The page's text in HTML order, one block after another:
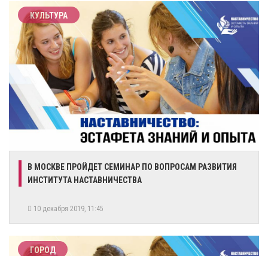
КУЛЬТУРА
​В МОСКВЕ ПРОЙДЕТ СЕМИНАР ПО ВОПРОСАМ РАЗВИТИЯ
ИНСТИТУТА НАСТАВНИЧЕСТВА
10 декабря 2019, 11:45
ГОРОД